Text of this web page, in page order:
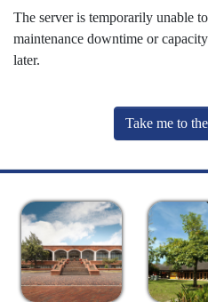
The server is temporarily unable
maintenance downtime or
later.
Take me to